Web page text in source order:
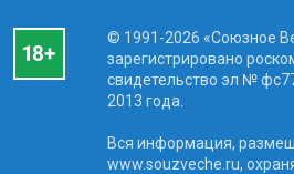
© 1991-2026 «Союзное
зарегистрировано
свидетельство эл №
2013 года.
Вся информация,
www.souzveche.ru,